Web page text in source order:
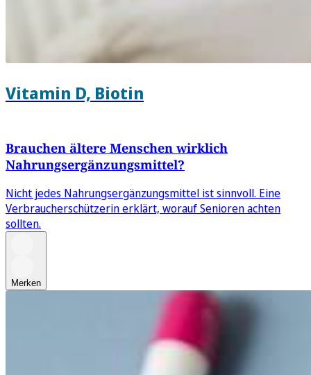
Vitamin D, Biotin
Brauchen ältere Menschen wirklich
Nahrungsergänzungsmittel?
Nicht jedes Nahrungsergänzungsmittel ist sinnvoll. Eine
Verbraucherschützerin erklärt, worauf Senioren achten
sollten.
Merken